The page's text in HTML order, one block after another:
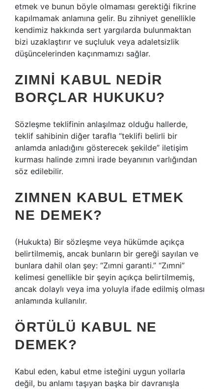
etmek ve bunun böyle olmaması gerektiği fikrine
kapılmamak anlamına gelir. Bu zihniyet genellikle
kendimiz hakkında sert yargılarda bulunmaktan
bizi uzaklaştırır ve suçluluk veya adaletsizlik
düşüncelerinden kaçınmamızı sağlar.
ZIMNI KABUL NEDIR
BORÇLAR HUKUKU?
Sözleşme teklifinin anlaşılmaz olduğu hallerde,
teklif sahibinin diğer tarafla “teklifi belirli bir
anlamda anladığını gösterecek şekilde” iletişim
kurması halinde zımni irade beyanının varlığından
söz edilebilir.
ZIMNEN KABUL ETMEK
NE DEMEK?
(Hukukta) Bir sözleşme veya hükümde açıkça
belirtilmemiş, ancak bunların bir gereği sayılan ve
bunlara dahil olan şey: “Zımni garanti.” “Zımni”
kelimesi genellikle bir şeyin açıkça belirtilmemiş,
ancak dolaylı veya ima yoluyla ifade edilmiş olması
anlamında kullanılır.
ÖRTÜLÜ KABUL NE
DEMEK?
Kabul eden, kabul etme isteğini uygun yollarla
değil, bu anlamı taşıyan başka bir davranışla